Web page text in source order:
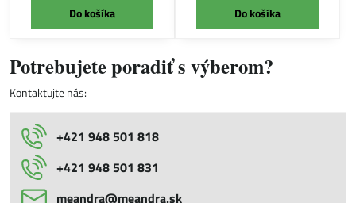
Do košíka Do košíka
Potrebujete poradiť s výberom?
Kontaktujte nás:
+421 948 501 818
+421 948 501 831
meandra​@meandra​.sk